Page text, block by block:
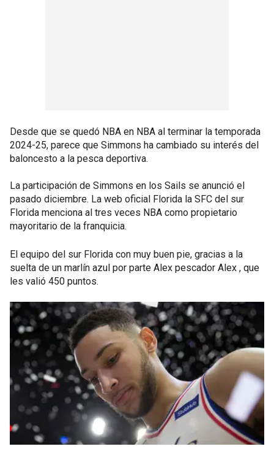
Desde que se quedó NBA en NBA al terminar la temporada
2024-25, parece que Simmons ha cambiado su interés del
baloncesto a la pesca deportiva.
La participación de Simmons en los Sails se anunció el
pasado diciembre. La web oficial Florida la SFC del sur
Florida menciona al tres veces NBA como propietario
mayoritario de la franquicia.
El equipo del sur Florida con muy buen pie, gracias a la
suelta de un marlín azul por parte Alex pescador Alex , que
les valió 450 puntos.